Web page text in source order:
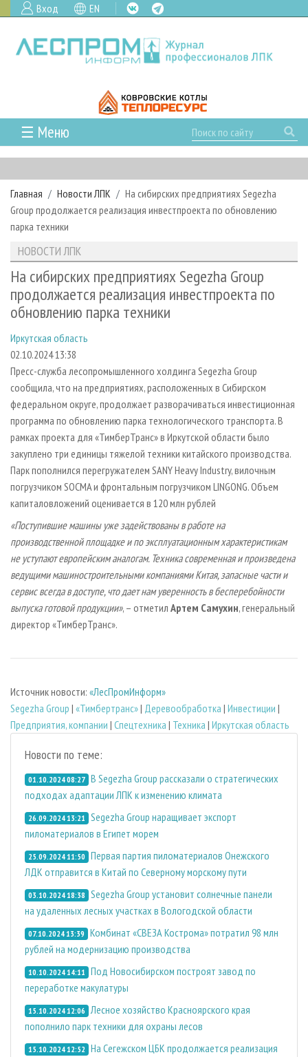
Вход EN
☰ Меню
ГЛАВНАЯ
РУБРИКИ И ТЕМЫ
РУБРИКИ ЖУРНАЛА
ЛЕСНОЕ ХОЗЯЙСТВО
ЛЕСОЗАГОТОВКА
ЛЕСОПИЛЕНИЕ
ДЕРЕВООБРАБОТКА
СУШКА ДРЕВЕСИНЫ
ПРОИЗВОДСТВО ДРЕВЕСНЫХ ПЛИТ
ДЕРЕВЯННОЕ ДОМОСТРОЕНИЕ
ПРОИЗВОДСТВО МЕБЕЛИ
БИОЭНЕРГЕТИКА
ЦБП
ИНСТРУМЕНТ И МАТЕРИАЛЫ
НОВОСТИ
КАЛЕНДАРЬ СОБЫТИЙ
НОВОСТИ ЛПК
НОВОСТИ ЖУРНАЛА
НОВОСТИ КОМПАНИЙ
ПРОЕКТЫ ЛПИ
АНАЛИТИКА
ПРЕДПРИЯТИЯ ЛПК
ЛЕСНЫЕ РЕГИОНЫ РОССИИ
ПЕРСОНЫ
МОБИЛЬНЫЕ ВЫСТАВКИ
ОФИЦИАЛЬНЫЕ ДЕЛЕГАЦИИ
ПРИОРИТЕТНЫЕ ИНВЕСТПРОЕКТЫ
RUSSIAN FORESTRY REVIEW
ГАЗЕТА ЛЕСПРОМФОРУМ
БИБЛИОТЕКА СПЕЦИАЛИСТА
АРХИВ
АРХИВ ЖУРНАЛОВ
СТАТЬИ
О ЖУРНАЛЕ
ПОДПИСКА
КОНТАКТЫ
РЕКЛАМОДАТЕЛЯМ
РЕКЛАМА
РЕКЛАМА НА САЙТЕ
Главная Новости ЛПК
На сибирских предприятиях Segezha
Group продолжается реализация инвестпроекта по обновлению
парка техники
НОВОСТИ ЛПК
На сибирских предприятиях Segezha Group
продолжается реализация инвестпроекта по
обновлению парка техники
Иркутская область
02.10.2024 13:38
Пресс-служба лесопромышленного холдинга Segezha Group
сообщила, что на предприятиях, расположенных в Сибирском
федеральном округе, продолжает разворачиваться инвестиционная
программа по обновлению парка технологического транспорта. В
рамках проекта для «ТимберТранс» в Иркутской области было
закуплено три единицы тяжелой техники китайского производства.
Парк пополнился перегружателем SANY Heavy Industry, вилочным
погрузчиком SOCMA и фронтальным погрузчиком LINGONG. Объем
капиталовложений оценивается в 120 млн рублей
«Поступившие машины уже задействованы в работе на
производственной площадке и по эксплуатационным характеристикам
не уступают европейским аналогам. Техника современная и произведена
ведущими машиностроительными компаниями Китая, запасные части и
сервис всегда в доступе, что дает нам уверенность в бесперебойности
выпуска готовой продукции», – отметил Артем Самухин, генеральный
директор «ТимберТранс».
Источник новости: «ЛесПромИнформ»
Segezha Group | «Тимбертранс»| Деревообработка | Инвестиции |
Предприятия, компании | Спецтехника | Техника | Иркутская область
Новости по теме:
01.10.2024 08:27 В Segezha Group рассказали о стратегических
подходах адаптации ЛПК к изменению климата
26.09.2024 13:21 Segezha Group наращивает экспорт
пиломатериалов в Египет морем
25.09.2024 11:50 Первая партия пиломатериалов Онежского
ЛДК отправится в Китай по Северному морскому пути
03.10.2024 18:38 Segezha Group установит солнечные панели
на удаленных лесных участках в Вологодской области
07.10.2024 13:39 Комбинат «СВЕЗА Кострома» потратил 98 млн
рублей на модернизацию производства
10.10.2024 14:11 Под Новосибирском построят завод по
переработке макулатуры
15.10.2024 12:06 Лесное хозяйство Красноярского края
пополнило парк техники для охраны лесов
15.10.2024 12:52 На Сегежском ЦБК продолжается реализация